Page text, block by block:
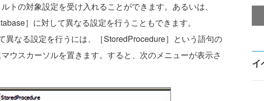
トの対象設定を受け入れることができます。あるいは、
］に対して異なる設定を行うこともできます。
異なる設定を行うには、［StoredProcedure］という語句の
ウスカーソルを置きます。すると、次のメニューが表示さ
イ